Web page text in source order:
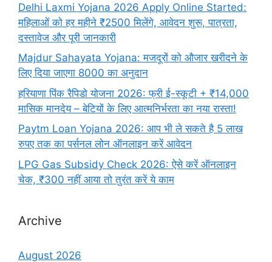
Delhi Laxmi Yojana 2026 Apply Online Started:
महिलाओं को हर महीने ₹2500 मिलेंगे, आवेदन शुरू, पात्रता,
दस्तावेज और पूरी जानकारी
Majdur Sahayata Yojana: मजदूरों को औजार खरीदने के
लिए दिया जाएगा 8000 का अनुदान
हरियाणा पिंक रैपिडो योजना 2026: फ्री ई-स्कूटी + ₹14,000
मासिक मानदेय – बेटियों के लिए आत्मनिर्भरता का नया रास्ता!
Paytm Loan Yojana 2026: आप भी ले सकते है 5 लाख
रुपए तक का पर्सनल लोन ऑनलाइन करें आवेदन
LPG Gas Subsidy Check 2026: ऐसे करें ऑनलाइन
चेक, ₹300 नहीं आया तो तुरंत करें ये काम
Archive
August 2026